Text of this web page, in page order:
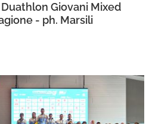
Giovani Mixed
- ph. Marsili